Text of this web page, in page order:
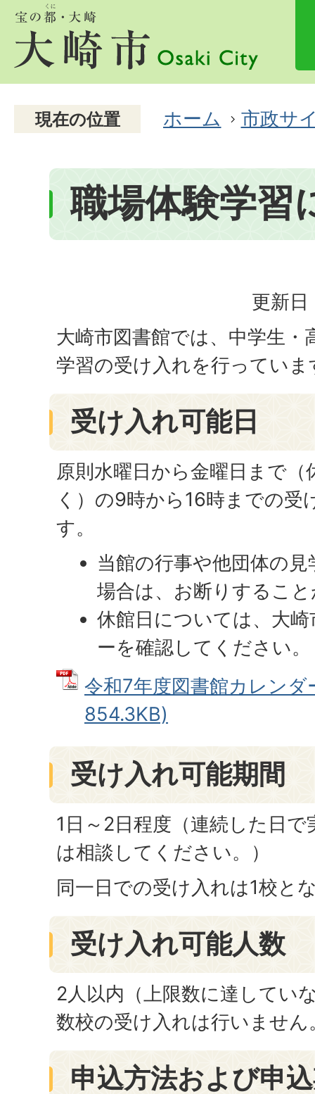
現在の位置 ホーム 市政サ
職場体験学習
更新
大崎市図書館では、中学生・
学習の受け入れを行っていま
受け入れ可能日
原則水曜日から金曜日まで（
く）の9時から16時までの受
す。
当館の行事や他団体の
場合は、お断りするこ
休館日については、大
ーを確認してください。
令和7年度図書館カレン
854.3KB)
受け入れ可能期間
1日～2日程度（連続した日
は相談してください。）
同一日での受け入れは1校と
受け入れ可能人数
2人以内（上限数に達してい
数校の受け入れは行いません
申込方法および申